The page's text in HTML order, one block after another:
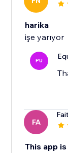
harika
işe yarıyor
PU
FA
This app